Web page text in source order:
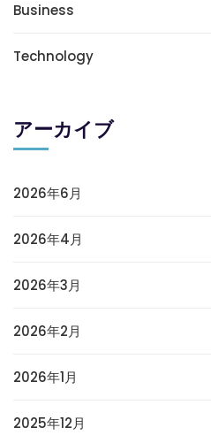
Business
Technology
アーカイブ
2026年6月
2026年4月
2026年3月
2026年2月
2026年1月
2025年12月